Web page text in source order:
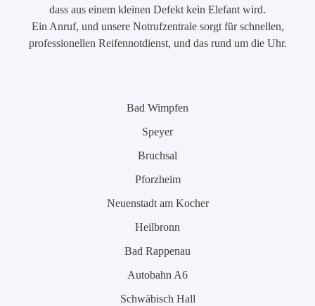
dass aus einem kleinen Defekt kein Elefant wird.
Ein Anruf, und unsere Notrufzentrale sorgt für schnellen,
professionellen Reifennotdienst, und das rund um die Uhr.
Bad Wimpfen
Speyer
Bruchsal
Pforzheim
Neuenstadt am Kocher
Heilbronn
Bad Rappenau
Autobahn A6
Schwäbisch Hall